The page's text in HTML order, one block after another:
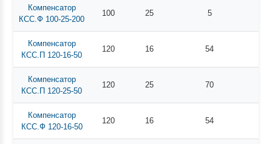
Компенсатор
КСС.Ф 100-25-200
100 25 5
Компенсатор
КСС.П 120-16-50
120 16 54
Компенсатор
КСС.П 120-25-50
120 25 70
Компенсатор
КСС.Ф 120-16-50
120 16 54